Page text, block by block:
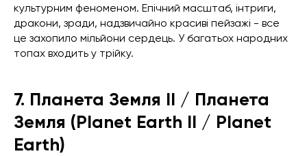
культурним феноменом. Епічний масштаб, інтриги,
дракони, зради, надзвичайно красиві пейзажі - все
це захопило мільйони сердець. У багатьох народних
топах входить у трійку.
7. Планета Земля II / Планета
Земля (Planet Earth II / Planet
Earth)